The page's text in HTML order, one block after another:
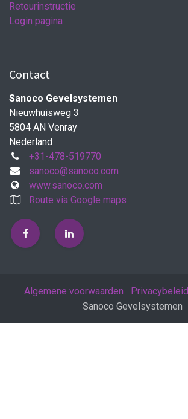
Retourinstructie
Login pagina
Contact
Sanoco Gevelsystemen
Nieuwhuisweg 3
5804 AN Venray
Nederland
+31-478-519770
sanoco@sanoco.com
www.sanoco.com
Route via Google maps
Algemene voorwaarden Privacybeleid
Sanoco Gevelsystemen